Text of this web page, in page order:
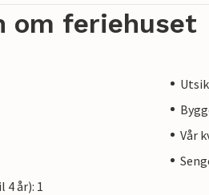
om feriehuset
Vår
år): 1